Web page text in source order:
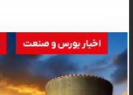
اخبار بورس و صنعت